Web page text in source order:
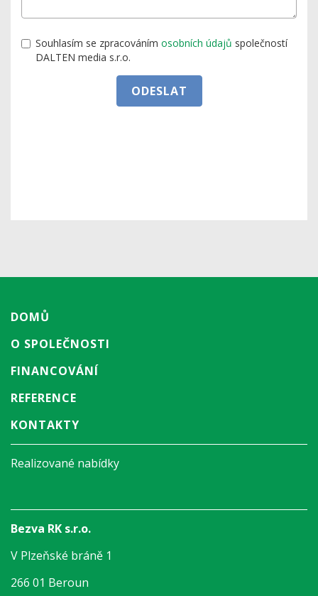
Souhlasím se zpracováním osobních údajů společností
DALTEN media s.r.o.
ODESLAT
DOMŮ
O SPOLEČNOSTI
FINANCOVÁNÍ
REFERENCE
KONTAKTY
Realizované nabídky
Bezva RK s.r.o.
V Plzeňské bráně 1
266 01 Beroun